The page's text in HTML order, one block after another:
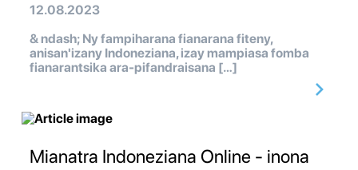
12.08.2023
& ndash; Ny fampiharana fianarana fiteny,
anisan'izany Indoneziana, izay mampiasa fomba
fianarantsika ara-pifandraisana […]
Mianatra Indoneziana Online - inona